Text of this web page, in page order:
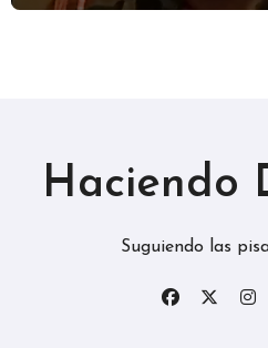
Haciendo
Suguiendo las